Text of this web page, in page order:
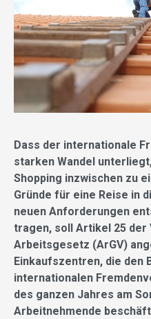
Dass der internationale
starken Wandel
Shopping inzwischen zu
Gründe für eine Reise in
neuen Anforderungen
tragen, soll Artikel 25 der
Arbeitsgesetz (ArGV)
Einkaufszentren, die den
internationalen
des ganzen Jahres am
Arbeitnehmende